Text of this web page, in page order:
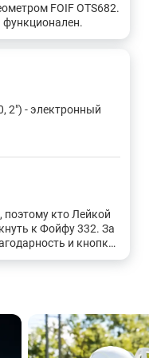
2"
винтами
3"
винтами
5"
FOIF OTS682.
функционален.
2") - электронный
кто Лейкой
к Фойфу 332. За
и кнопку